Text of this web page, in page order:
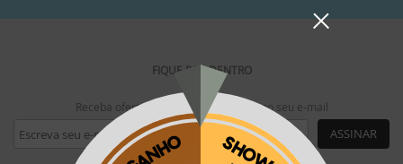
FIQUE POR DENTRO
Receba ofertas exclusivas da Phooto no seu e-mail
ASSINAR